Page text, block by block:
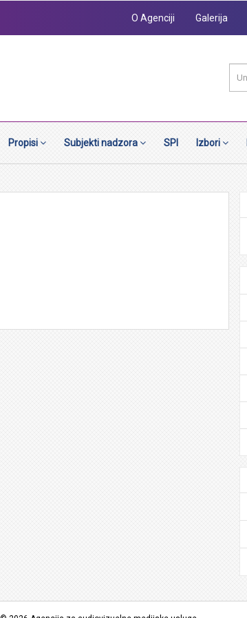
O Agenciji Galerija
Propisi Subjekti nadzora SPI Izbori